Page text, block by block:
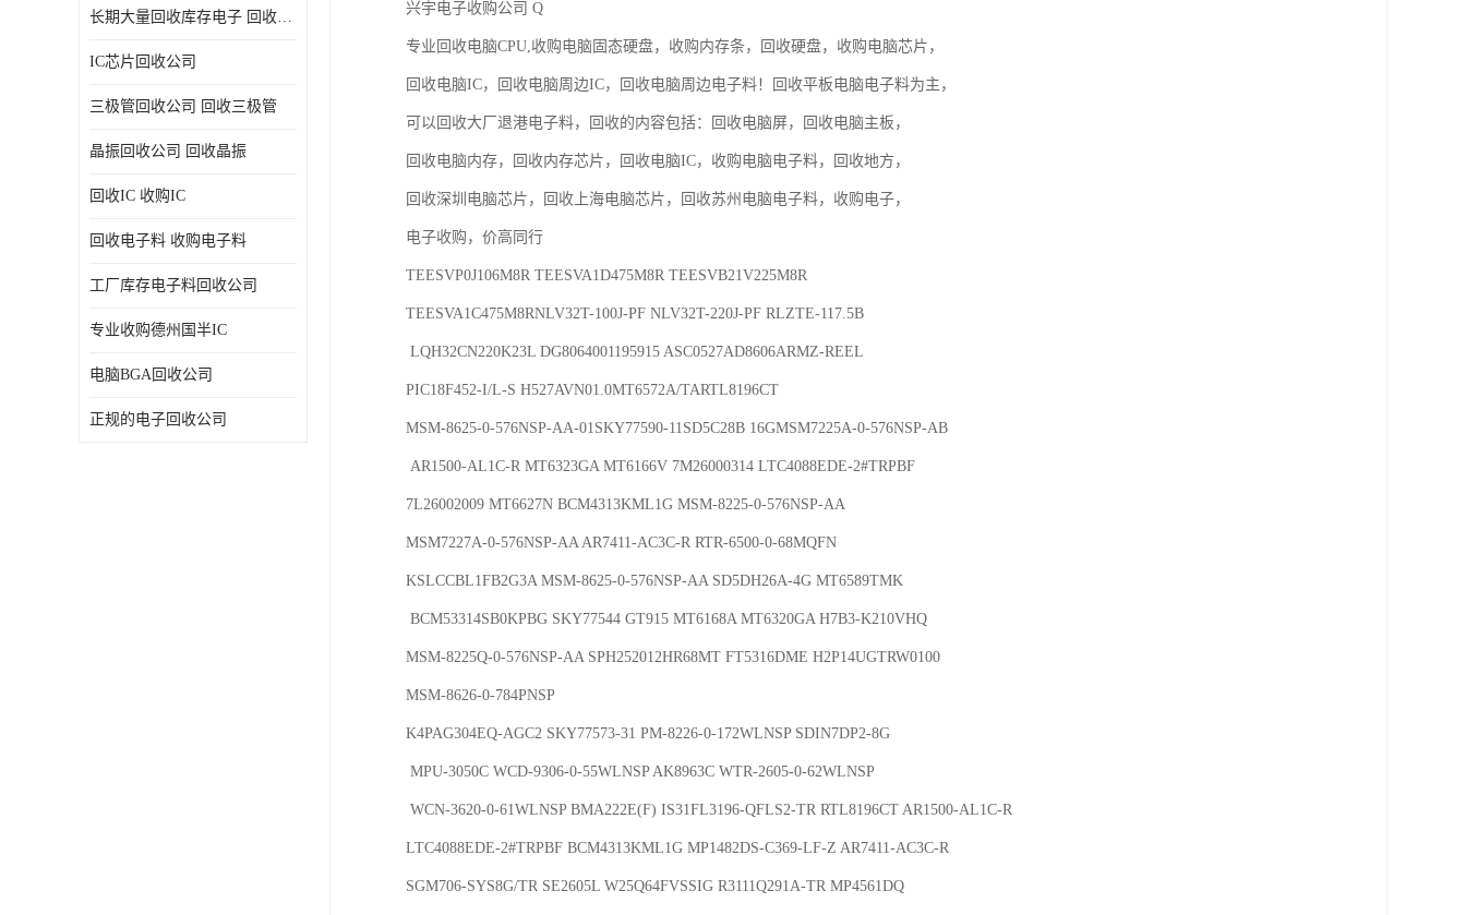
长期大量回收库存电子 回收电子料 回收电子元器件专业公司
IC芯片回收公司
三极管回收公司 回收三极管
晶振回收公司 回收晶振
回收IC 收购IC
回收电子料 收购电子料
工厂库存电子料回收公司
专业收购德州国半IC
电脑BGA回收公司
正规的电子回收公司
兴宇电子收购公司 Q
专业回收电脑CPU,收购电脑固态硬盘，收购内存条，回收硬盘，收购电脑芯片，
回收电脑IC，回收电脑周边IC，回收电脑周边电子料！回收平板电脑电子料为主，
可以回收大厂退港电子料，回收的内容包括：回收电脑屏，回收电脑主板，
回收电脑内存，回收内存芯片，回收电脑IC，收购电脑电子料，回收地方，
回收深圳电脑芯片，回收上海电脑芯片，回收苏州电脑电子料，收购电子，
电子收购，价高同行
TEESVP0J106M8R TEESVA1D475M8R TEESVB21V225M8R
TEESVA1C475M8RNLV32T-100J-PF NLV32T-220J-PF RLZTE-117.5B
PIC18F452-I/L-S H527AVN01.0MT6572A/TARTL8196CT
MSM-8625-0-576NSP-AA-01SKY77590-11SD5C28B 16GMSM7225A-0-576NSP-AB
7L26002009 MT6627N BCM4313KML1G MSM-8225-0-576NSP-AA
MSM7227A-0-576NSP-AA AR7411-AC3C-R RTR-6500-0-68MQFN
KSLCCBL1FB2G3A MSM-8625-0-576NSP-AA SD5DH26A-4G MT6589TMK
MSM-8225Q-0-576NSP-AA SPH252012HR68MT FT5316DME H2P14UGTRW0100
MSM-8626-0-784PNSP
K4PAG304EQ-AGC2 SKY77573-31 PM-8226-0-172WLNSP SDIN7DP2-8G
LTC4088EDE-2#TRPBF BCM4313KML1G MP1482DS-C369-LF-Z AR7411-AC3C-R
SGM706-SYS8G/TR SE2605L W25Q64FVSSIG R3111Q291A-TR MP4561DQ